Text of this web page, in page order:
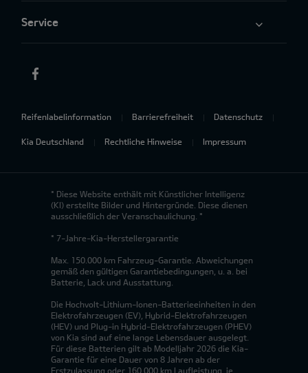
Service
Reifenlabelinformation Barrierefreiheit Datenschutz
Kia Deutschland Rechtliche Hinweise Impressum
* Diese Website enthält mit Künstlicher Intelligenz
(KI) erstellte Bilder und Hintergründe. Diese dienen
ausschließlich der Veranschaulichung. *
* 7-Jahre-Kia-Herstellergarantie
Max. 150.000 km Fahrzeug-Garantie. Abweichungen
gemäß den gültigen Garantiebedingungen, u. a. bei
Batterie, Lack und Ausstattung.
Die Hochvolt-Lithium-Ionen-Batterieeinheiten in den
Elektrofahrzeugen (EV), Hybrid-Elektrofahrzeugen
(HEV) und Plug-in Hybrid-Elektrofahrzeugen (PHEV)
von Kia sind auf eine lange Lebensdauer ausgelegt.
Für diese Batterien gilt ab Modelljahr 2026 die Kia-
Garantie für eine Dauer von 8 Jahren ab der
Erstzulassung oder 160.000 km Laufleistung, je